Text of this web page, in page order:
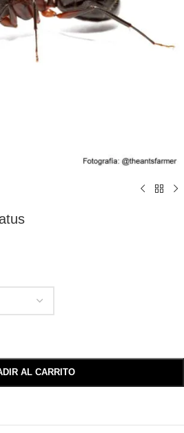
AL CARRITO